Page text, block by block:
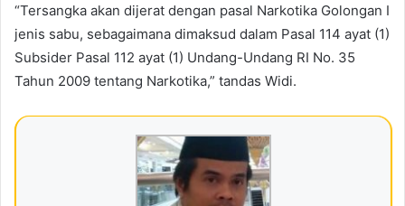
“Tersangka akan dijerat dengan pasal Narkotika Golongan I
jenis sabu, sebagaimana dimaksud dalam Pasal 114 ayat (1)
Subsider Pasal 112 ayat (1) Undang-Undang RI No. 35
Tahun 2009 tentang Narkotika,” tandas Widi.